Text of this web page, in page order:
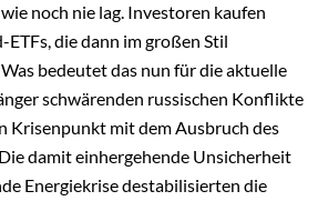
den Verlobungsringmarkt,